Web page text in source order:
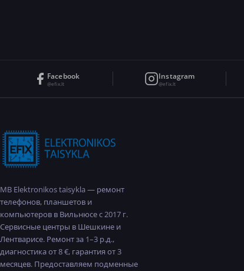
Facebook
@efix.lt
Instagram
@efix.lt
MB Elektronikos taisykla — ремонт
телефонов, планшетов и
компьютеров в Вильнюсе с 2017 г.
Сервисные центры в Шешкине и
Лентварисе. Ремонт за 1–3 р.д.,
диагностика от 8 €, гарантия от 3
месяцев. Предоставляем подменные